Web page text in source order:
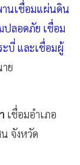
านเชื่อมแผ่นดิน
ปลอดภัย เชื่อม
บี่ และเชื่อมผู้
ย
เชื่อมอำเภอ
จังหวัด